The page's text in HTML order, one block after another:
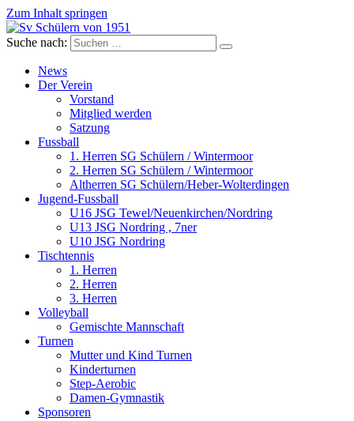
Zum Inhalt springen
Sv Schülern von 1951
Dorffussball in Schneverdingen
Suche nach:
News
Der Verein
Vorstand
Mitglied werden
Satzung
Fussball
1. Herren SG Schülern / Wintermoor
2. Herren SG Schülern / Wintermoor
Altherren SG Schülern/Heber-Wolterdingen
Jugend-Fussball
U16 JSG Tewel/Neuenkirchen/Nordring
U13 JSG Nordring , 7ner
U10 JSG Nordring
Tischtennis
1. Herren
2. Herren
3. Herren
Volleyball
Gemischte Mannschaft
Turnen
Mutter und Kind Turnen
Kinderturnen
Step-Aerobic
Damen-Gymnastik
Sponsoren